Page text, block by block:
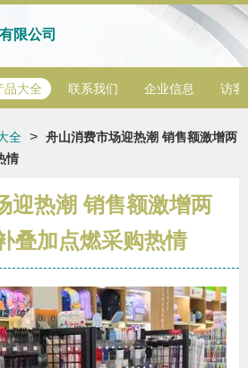
限公司
品大全 联系我们 企业信息 访客
全 > 舟山消费市场迎热潮 销售额激增两
情
迎热潮 销售额激增两
叠加点燃采购热情